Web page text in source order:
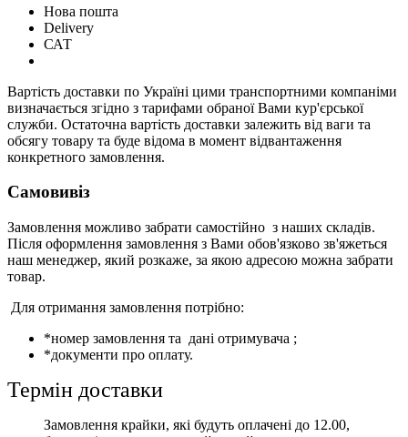
Нова пошта
Delivery
САТ
Вартість доставки по Україні цими транспортними компаніми
визначається згідно з тарифами обраної Вами кур'єрської
служби. Остаточна вартість доставки залежить від ваги та
обсягу товару та буде відома в момент відвантаження
конкретного замовлення.
Самовивіз
Замовлення можливо забрати самостійно з наших складів.
Після оформлення замовлення з Вами обов'язково зв'яжеться
наш менеджер, який розкаже, за якою адресою можна забрати
товар.
Для отримання замовлення потрібно:
*номер замовлення та дані отримувача ;
*документи про оплату.
Термін доставки
Замовлення крайки, які будуть оплачені до 12.00,